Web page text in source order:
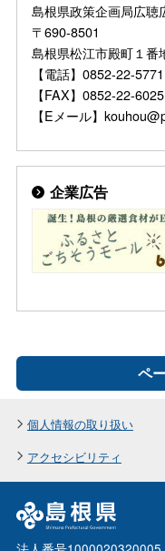
島根県政策企画局広聴
〒690-8501
島根県松江市殿町
【電話】0852-22-5771
【FAX】0852-22-6025
【Eメール】
企業広告
ペ
個人情報の取り扱い
アクセシビリティ